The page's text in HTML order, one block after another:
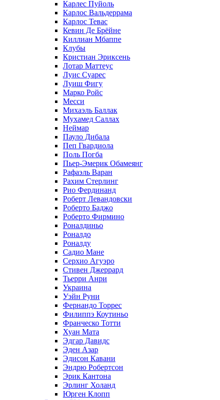
Карлес Пуйоль
Карлос Вальдеррама
Карлос Тевас
Кевин Де Брёйне
Киллиан Мбаппе
Клубы
Кристиан Эриксень
Лотар Маттеус
Луис Суарес
Луиш Фигу
Марко Ройс
Месси
Михаэль Баллак
Мухамед Саллах
Неймар
Пауло Дибала
Пеп Гвардиола
Поль Погба
Пьер-Эмерик Обамеянг
Рафаэль Варан
Рахим Стерлинг
Рио Фердинанд
Роберт Левандовски
Роберто Баджо
Роберто Фирмино
Роналдиньо
Роналдо
Роналду
Садио Мане
Серхио Агуэро
Стивен Джеррард
Тьерри Анри
Украина
Уэйн Руни
Фернандо Торрес
Филиппэ Коутиньо
Франческо Тотти
Хуан Мата
Эдгар Давидс
Эден Азар
Эдисон Кавани
Эндрю Робертсон
Эрик Кантона
Эрлинг Холанд
Юрген Клопп